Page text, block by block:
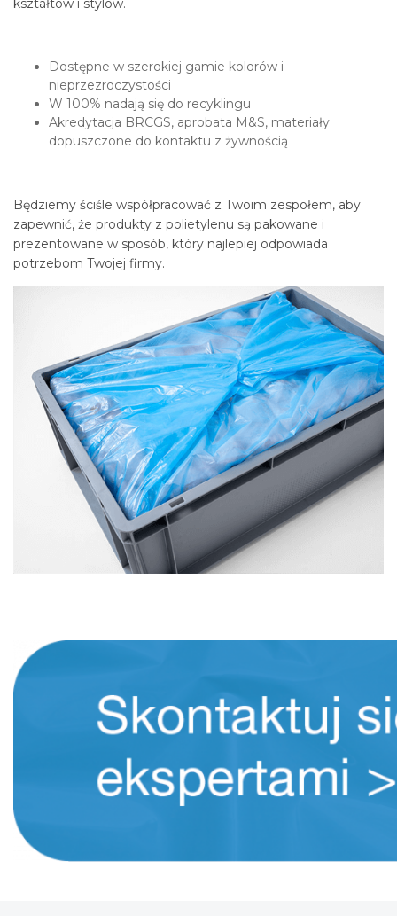
kształtów i stylów.
Dostępne w szerokiej gamie kolorów i
nieprzezroczystości
W 100% nadają się do recyklingu
Akredytacja BRCGS, aprobata M&S, materiały
dopuszczone do kontaktu z żywnością
Będziemy ściśle współpracować z Twoim zespołem, aby
zapewnić, że produkty z polietylenu są pakowane i
prezentowane w sposób, który najlepiej odpowiada
potrzebom Twojej firmy.